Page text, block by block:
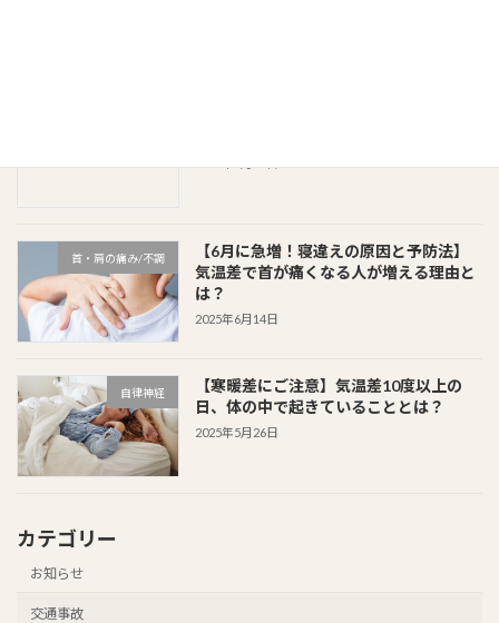
首・肩の痛み/不調
【6月に急増！寝違えの原因と予防法】
気温差で首が痛くなる人が増える理由と
は？
2025年6月14日
自律神経
【寒暖差にご注意】気温差10度以上の
日、体の中で起きていることとは？
2025年5月26日
カテゴリー
お知らせ
交通事故